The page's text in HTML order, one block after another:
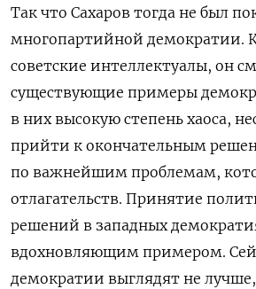
Так что Сахаров тогда не был
многопартийной демократии.
советские интеллектуалы, он
существующие примеры
в них высокую степень хаоса,
прийти к окончательным
по важнейшим проблемам,
отлагательств. Принятие
решений в западных
вдохновляющим примером.
демократии выглядят не